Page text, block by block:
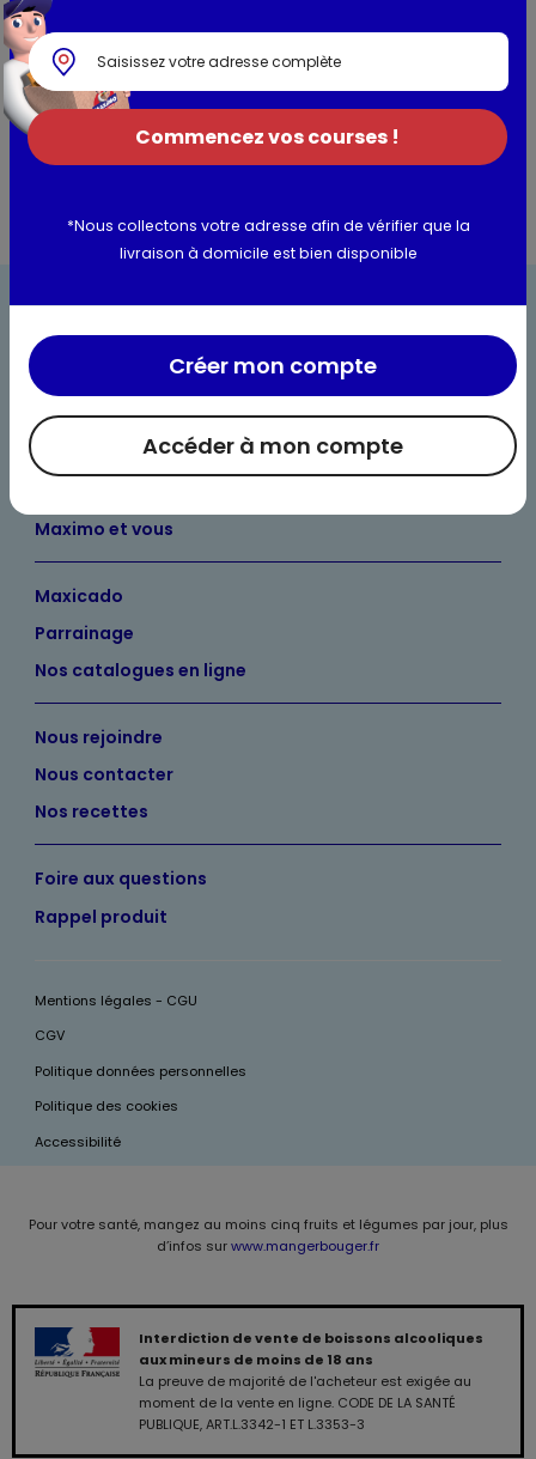
Sucrosité :
Degré d’alcool :
Les conseils du caviste
Bienvenue chez Maximo
Maximo et vous
Maxicado
Parrainage
Nos catalogues en ligne
Nous rejoindre
Nous contacter
Nos recettes
Foire aux questions
Rappel produit
Mentions légales - CGU
CGV
Politique données personnelles
Politique des cookies
Accessibilité
Pour votre santé, mangez au moins cinq fruits et légumes par jour, plus
d’infos surwww.mangerbouger.fr
Interdiction de vente de boissons alcooliques
aux mineurs de moins de 18 ans
La preuve de majorité de l'acheteur est exigée au
moment de la vente en ligne. CODE DE LA SANTÉ
PUBLIQUE, ART.L.3342-1 ET L.3353-3
Commencez vos courses !
*Nous collectons votre adresse afin de vérifier que la
livraison à domicile est bien disponible
Accéder à mon compte
Créer mon compte